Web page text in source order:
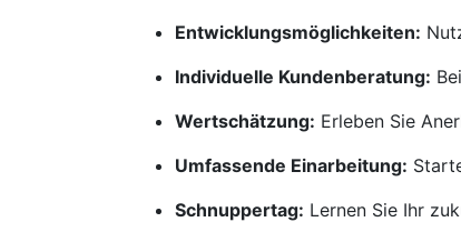
Entwicklungsmöglichkeiten:
Individuelle Kundenberatung:
Wertschätzung: Erleben Sie
Umfassende Einarbeitung:
Schnuppertag: Lernen Sie Ihr